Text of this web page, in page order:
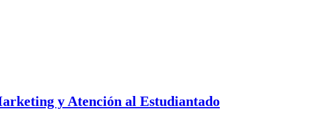
y Atención al Estudiantado